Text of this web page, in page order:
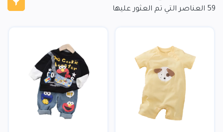
59 العناصر التي تم العثور عليها